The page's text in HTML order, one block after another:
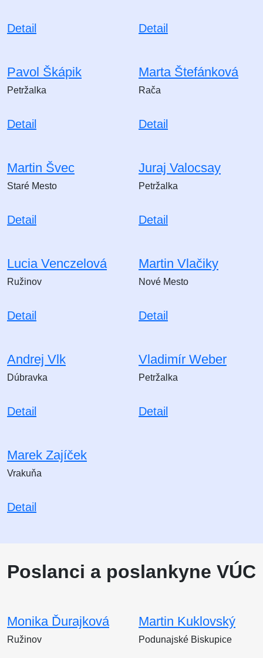
Detail Detail
Pavol Škápik
Petržalka
Detail
Marta Štefánková
Rača
Detail
Martin Švec
Staré Mesto
Detail
Juraj Valocsay
Petržalka
Detail
Lucia Venczelová
Ružinov
Detail
Martin Vlačiky
Nové Mesto
Detail
Andrej Vlk
Dúbravka
Detail
Vladimír Weber
Petržalka
Detail
Marek Zajíček
Vrakuňa
Detail
Poslanci a poslankyne VÚC
Monika Ďurajková
Ružinov
Martin Kuklovský
Podunajské Biskupice